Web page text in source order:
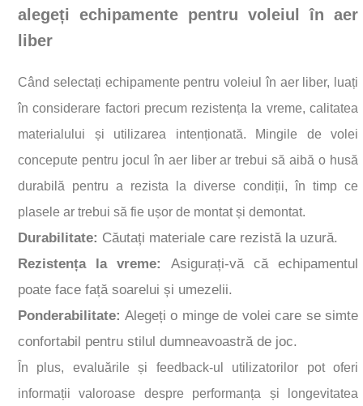
alegeți echipamente pentru voleiul în aer
liber
Când selectați echipamente pentru voleiul în aer liber, luați
în considerare factori precum rezistența la vreme, calitatea
materialului și utilizarea intenționată. Mingile de volei
concepute pentru jocul în aer liber ar trebui să aibă o husă
durabilă pentru a rezista la diverse condiții, în timp ce
plasele ar trebui să fie ușor de montat și demontat.
Durabilitate: Căutați materiale care rezistă la uzură.
Rezistența la vreme:
Asigurați-vă că echipamentul
poate face față soarelui și umezelii.
Ponderabilitate: Alegeți o minge de volei care se simte
confortabil pentru stilul dumneavoastră de joc.
În plus, evaluările și feedback-ul utilizatorilor pot oferi
informații valoroase despre performanța și longevitatea